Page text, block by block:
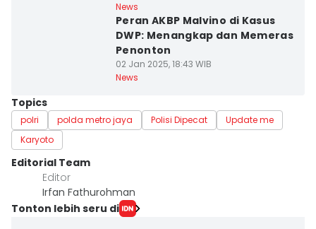
News
Peran AKBP Malvino di Kasus
DWP: Menangkap dan Memeras
Penonton
02 Jan 2025, 18:43 WIB
News
Topics
polri polda metro jaya Polisi Dipecat
Update me
Karyoto
Editorial Team
Editor
Irfan Fathurohman
Tonton lebih seru di